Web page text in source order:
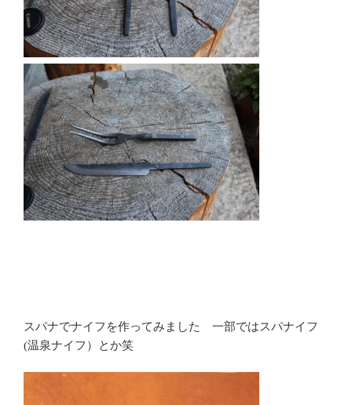
スパナでナイフを作ってみました 一部ではスパナイフ
(温泉ナイフ）とか笑